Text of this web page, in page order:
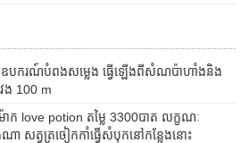
ៅឧបករណ៍បំពងសម្លេង ធ្វើឡើងពីសំណប៉ាហាំងនិង
ង 100 m
love potion តម្លៃ 3300បាត លក្ខណៈ
សត្វត្រចៀកកាំធ្វើសំបុកនៅកន្លែងនោះ